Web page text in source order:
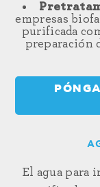
empresas
purificada
preparación
El agua para